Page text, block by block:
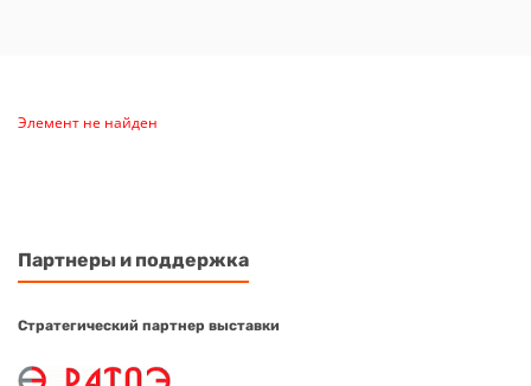
Элемент не найден
Партнеры и поддержка
Стратегический партнер выставки